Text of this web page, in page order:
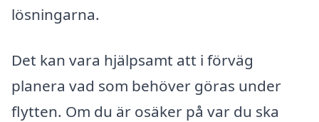
lösningarna.
Det kan vara hjälpsamt att i förväg
planera vad som behöver göras under
flytten. Om du är osäker på var du ska